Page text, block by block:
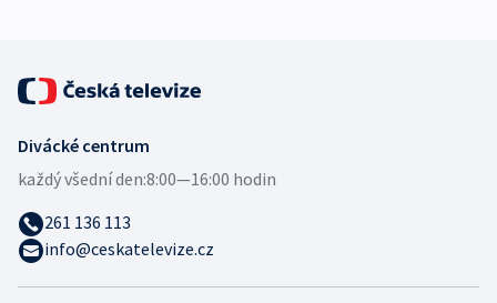
Divácké centrum
každý všední den:8:00—16:00 hodin
261 136 113
info@ceskatelevize.cz